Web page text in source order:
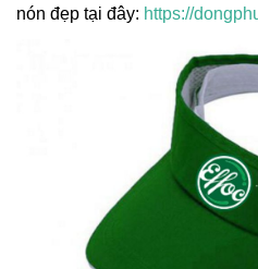
nón đẹp tại đây: https://